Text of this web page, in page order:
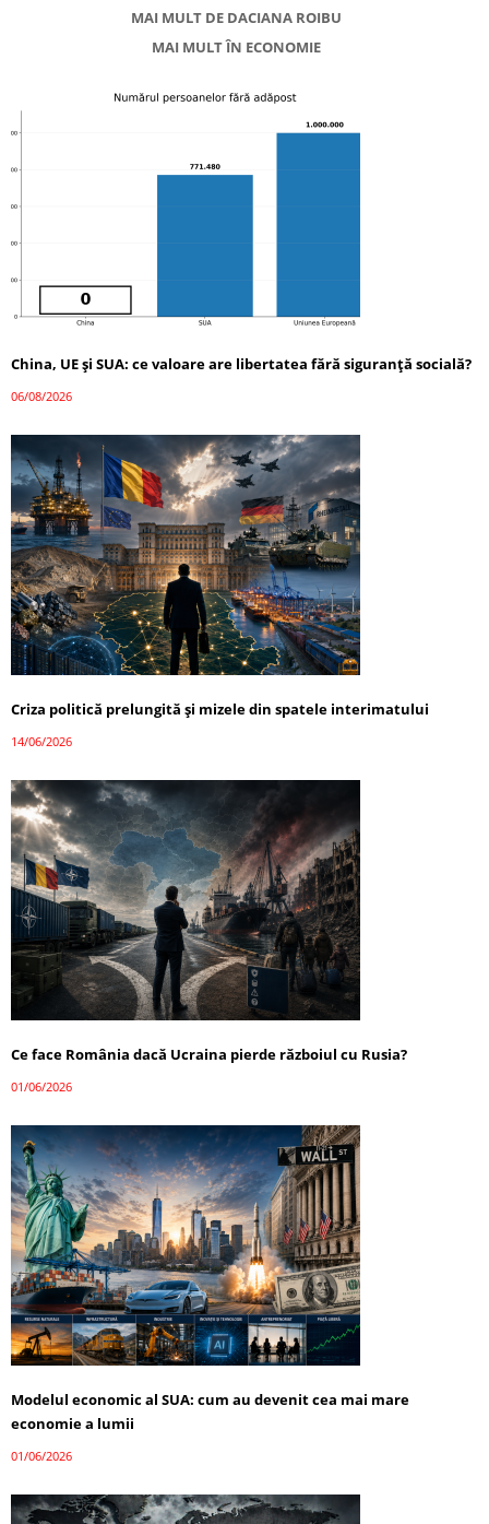
MAI MULT DE DACIANA ROIBU
MAI MULT ÎN ECONOMIE
China, UE și SUA: ce valoare are libertatea fără siguranță socială?
06/08/2026
Criza politică prelungită și mizele din spatele interimatului
14/06/2026
Ce face România dacă Ucraina pierde războiul cu Rusia?
01/06/2026
Modelul economic al SUA: cum au devenit cea mai mare
economie a lumii
01/06/2026